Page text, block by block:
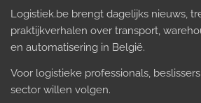
Logistiek.be brengt dagelijks nieuws,
praktijkverhalen over transport,
en automatisering in België.
Voor logistieke professionals,
sector willen volgen.